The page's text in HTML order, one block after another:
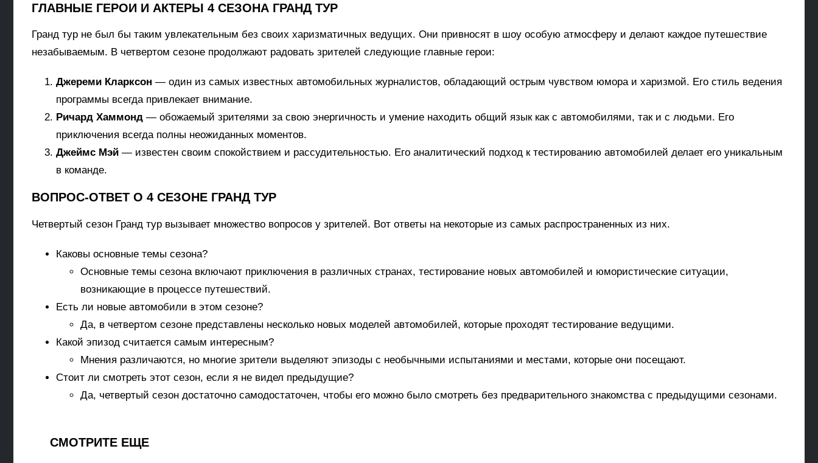
ГЛАВНЫЕ ГЕРОИ И АКТЕРЫ 4 СЕЗОНА ГРАНД ТУР
Гранд тур не был бы таким увлекательным без своих харизматичных ведущих. Они привносят в шоу особую атмосферу и делают каждое путешествие
незабываемым. В четвертом сезоне продолжают радовать зрителей следующие главные герои:
Джереми Кларксон — один из самых известных автомобильных журналистов, обладающий острым чувством юмора и харизмой. Его стиль ведения
программы всегда привлекает внимание.
Ричард Хаммонд — обожаемый зрителями за свою энергичность и умение находить общий язык как с автомобилями, так и с людьми. Его
приключения всегда полны неожиданных моментов.
Джеймс Мэй — известен своим спокойствием и рассудительностью. Его аналитический подход к тестированию автомобилей делает его уникальным
в команде.
ВОПРОС-ОТВЕТ О 4 СЕЗОНЕ ГРАНД ТУР
Четвертый сезон Гранд тур вызывает множество вопросов у зрителей. Вот ответы на некоторые из самых распространенных из них.
Каковы основные темы сезона?
Основные темы сезона включают приключения в различных странах, тестирование новых автомобилей и юмористические ситуации,
возникающие в процессе путешествий.
Есть ли новые автомобили в этом сезоне?
Да, в четвертом сезоне представлены несколько новых моделей автомобилей, которые проходят тестирование ведущими.
Какой эпизод считается самым интересным?
Мнения различаются, но многие зрители выделяют эпизоды с необычными испытаниями и местами, которые они посещают.
Стоит ли смотреть этот сезон, если я не видел предыдущие?
Да, четвертый сезон достаточно самодостаточен, чтобы его можно было смотреть без предварительного знакомства с предыдущими сезонами.
СМОТРИТЕ ЕЩЕ